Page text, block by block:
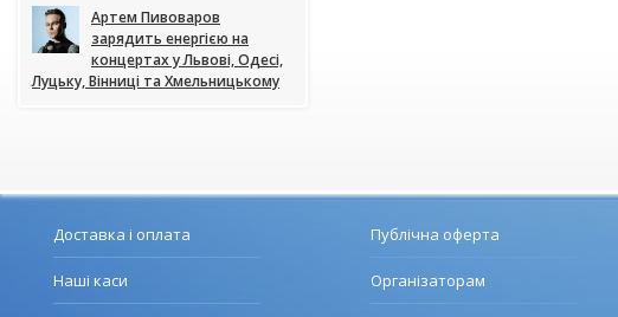
Артем Пивоваров
зарядить енергією на
концертах у Львові, Одесі,
Луцьку, Вінниці та Хмельницькому
Доставка і оплата
Наші каси
Публічна оферта
Організаторам